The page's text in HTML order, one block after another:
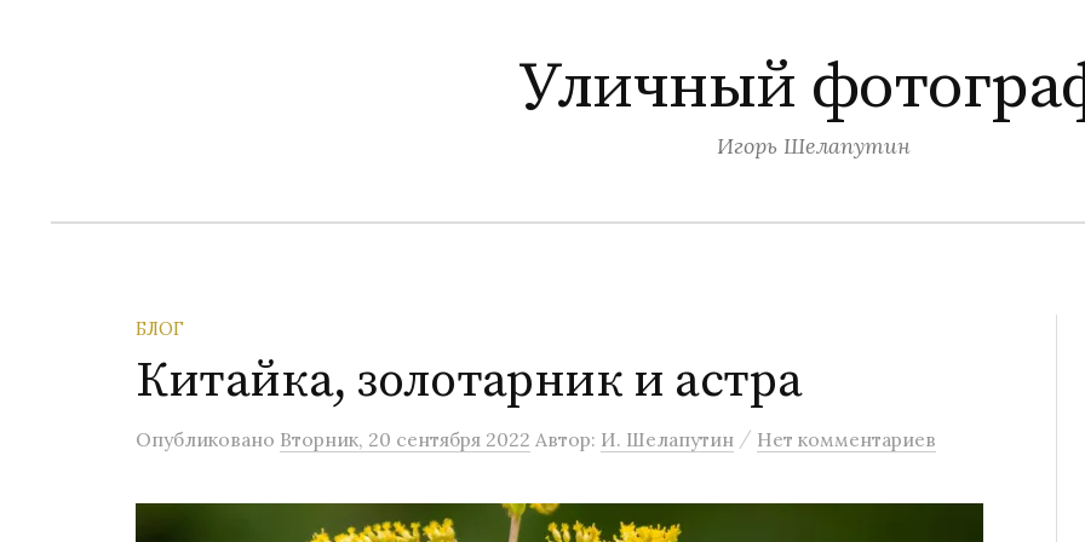
и
Уличный
Игорь Шелапутин
БЛОГ
Китайка, золотарник и астра
Опубликовано Вторник, 20 сентября 2022 Автор: И. Шелапутин / Нет комментариев